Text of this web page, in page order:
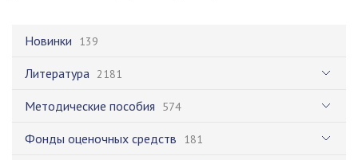
Новинки 139
Литература 2181
Методические пособия 574
Фонды оценочных средств 181